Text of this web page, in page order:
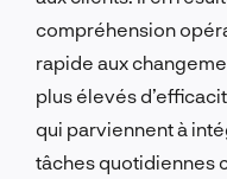
compréhension
rapide aux
plus élevés
qui parviennent à
tâches quotidiennes